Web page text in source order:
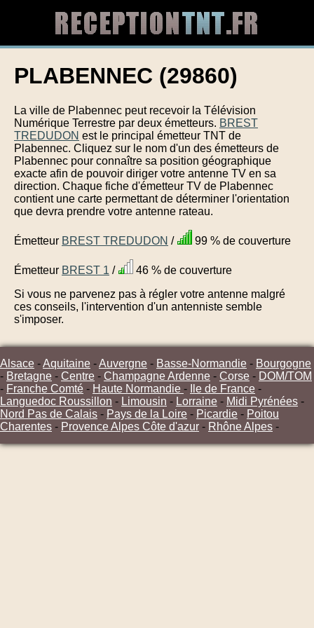
PLABENNEC (29860)
La ville de Plabennec peut recevoir la Télévision
Numérique Terrestre par deux émetteurs. BREST
TREDUDON est le principal émetteur TNT de
Plabennec. Cliquez sur le nom d'un des émetteurs de
Plabennec pour connaître sa position géographique
exacte afin de pouvoir diriger votre antenne TV en sa
direction. Chaque fiche d'émetteur TV de Plabennec
contient une carte permettant de déterminer l'orientation
que devra prendre votre antenne rateau.
Émetteur BREST TREDUDON / 99 % de couverture
Émetteur BREST 1 /
46 % de couverture
Si vous ne parvenez pas à régler votre antenne malgré
ces conseils, l'intervention d'un antenniste semble
s'imposer.
Alsace -Aquitaine -Auvergne - Basse-Normandie - Bourgogne
- Bretagne - Centre - Champagne Ardenne - Corse - DOM/TOM
- Franche Comté - Haute Normandie - Ile de France -
Languedoc Roussillon - Limousin - Lorraine - Midi Pyrénées -
Nord Pas de Calais - Pays de la Loire - Picardie - Poitou
Charentes - Provence Alpes Côte d'azur - Rhône Alpes -